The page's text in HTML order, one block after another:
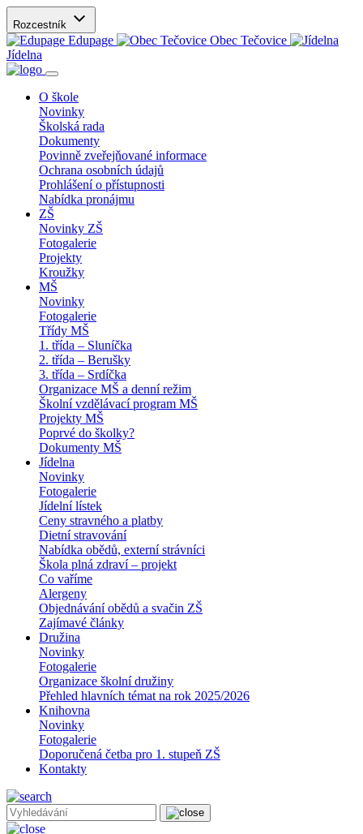
Rozcestník
Edupage
Obec Tečovice
Jídelna
O škole
Novinky
Školská rada
Dokumenty
Povinně zveřejňované informace
Ochrana osobních údajů
Prohlášení o přístupnosti
Nabídka pronájmu
ZŠ
Novinky ZŠ
Fotogalerie
Projekty
Kroužky
MŠ
Novinky
Fotogalerie
Třídy MŠ
1. třída – Sluníčka
2. třída – Berušky
3. třída – Srdíčka
Organizace MŠ a denní režim
Školní vzdělávací program MŠ
Projekty MŠ
Poprvé do školky?
Dokumenty MŠ
Jídelna
Novinky
Fotogalerie
Jídelní lístek
Ceny stravného a platby
Dietní stravování
Nabídka obědů, externí strávníci
Škola plná zdraví – projekt
Co vaříme
Alergeny
Objednávání obědů a svačin ZŠ
Zajímavé články
Družina
Novinky
Fotogalerie
Organizace školní družiny
Přehled hlavních témat na rok 2025/2026
Knihovna
Novinky
Fotogalerie
Doporučená četba pro 1. stupeň ZŠ
Kontakty